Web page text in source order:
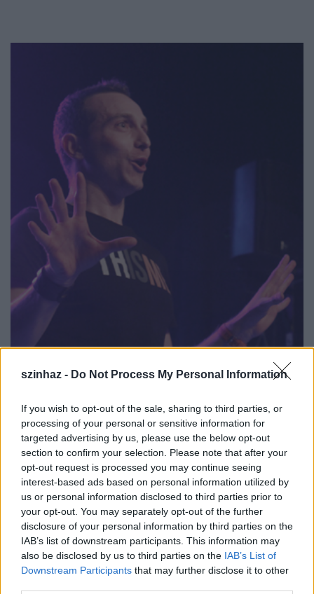
szinhaz - Do Not Process My Personal Information
If you wish to opt-out of the sale, sharing to third parties, or
processing of your personal or sensitive information for
targeted advertising by us, please use the below opt-out
section to confirm your selection. Please note that after your
opt-out request is processed you may continue seeing
interest-based ads based on personal information utilized by
us or personal information disclosed to third parties prior to
your opt-out. You may separately opt-out of the further
disclosure of your personal information by third parties on the
IAB’s list of downstream participants. This information may
also be disclosed by us to third parties on the IAB’s List of
Downstream Participants that may further disclose it to other
Az eredményhirdetés már lent volt a kisszínpadon,
az IMPRÓ klubjában, ami nem éppen 130 emberre
van berendezve, de mi, nézők mégis ott
zsúfolódtunk, mert valahogy senkinek sem akarózott
hazamennie. Maradni akartunk, hogy velük együtt
örüljünk, ha már ők is megosztották velünk az